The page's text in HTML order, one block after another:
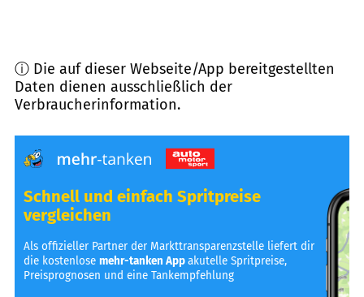
ⓘ Die auf dieser Webseite/App bereitgestellten
Daten dienen ausschließlich der
Verbraucherinformation.
Schnell und einfach Spritpreise
vergleichen
Als offizieller Partner der Markttransparenzstelle liefert dir
die kostenlosemehr-tanken Appakutelle Spritpreise,
Preisprognosen und eine Tankempfehlung